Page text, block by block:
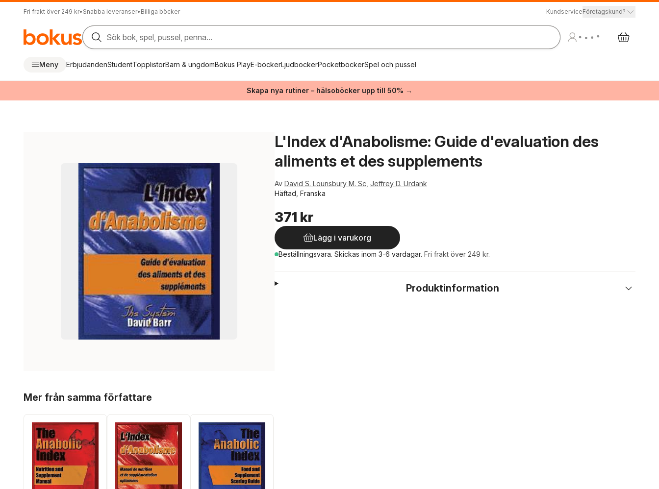
Fri frakt över 249 kr• Snabba leveranser• Billiga böcker KundserviceFöretagskund?
Sök bok, spel, pussel, penna...
Meny ErbjudandenStudentTopplistorBarn & ungdomBokus PlayE-böckerLjudböckerPocketböckerSpel och pussel
Skapa nya rutiner – hälsoböcker upp till 50% →
L'Index d'Anabolisme: Guide d'evaluation des
aliments et des supplements
Av David S. Lounsbury M. Sc Jeffrey D. Urdank
Häftad, Franska
371 kr
Lägg i varukorg
Beställningsvara. Skickas inom 3-6 vardagar. Fri frakt över 249 kr.
Produktinformation
Mer från samma författare